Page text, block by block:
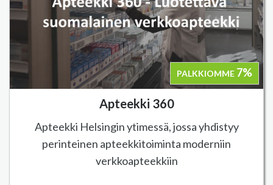
PALKKIOMME 7%
Apteekki 360
Apteekki Helsingin ytimessä, jossa yhdistyy
perinteinen apteekkitoiminta moderniin
verkkoapteekkiin